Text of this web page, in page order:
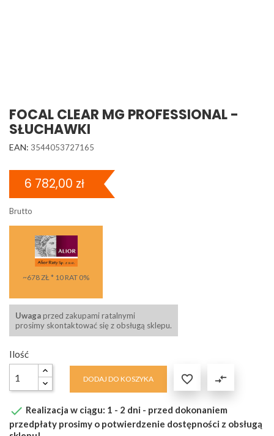
FOCAL CLEAR MG PROFESSIONAL -
SŁUCHAWKI
EAN: 3544053727165
6 782,00 zł
Brutto
~678 ZŁ * 10 RAT 0%
Uwaga przed zakupami ratalnymi
prosimy skontaktować się z obsługą sklepu.
Ilość
DODAJ DO KOSZYKA  compare_arrows
 Realizacja w ciągu: 1 - 2 dni - przed dokonaniem
przedpłaty prosimy o potwierdzenie dostępności z obsługą